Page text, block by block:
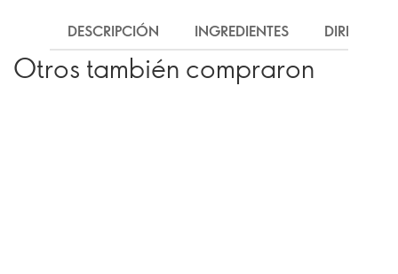
DESCRIPCIÓN INGREDIENTES
Otros también compraron